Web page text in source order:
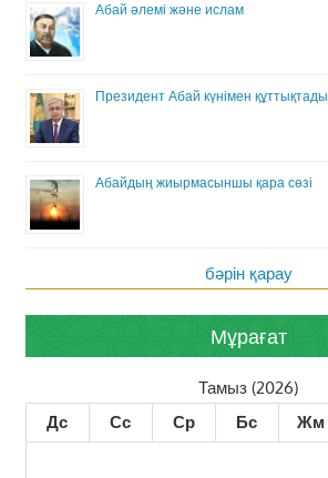
Абай әлемі және ислам
Президент Абай күнімен құттықтады
Абайдың жиырмасыншы қара сөзі
бәрін қарау
Мұрағат
Тамыз (2026)
Дс
Сс Ср Бс Жм